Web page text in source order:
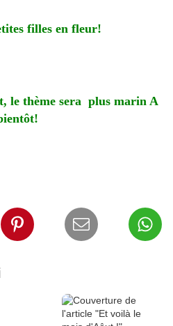
filles en fleur!
le thème sera plus marin A